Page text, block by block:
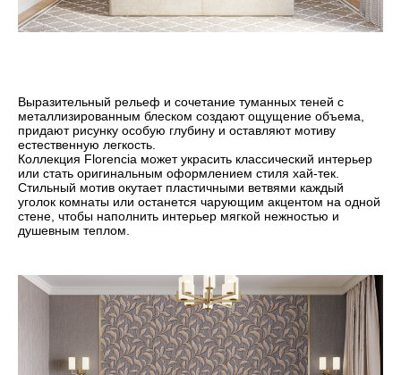
Выразительный рельеф и сочетание туманных теней с
металлизированным блеском создают ощущение объема,
придают рисунку особую глубину и оставляют мотиву
естественную легкость.
Коллекция Florencia может украсить классический интерьер
или стать оригинальным оформлением стиля хай-тек.
Стильный мотив окутает пластичными ветвями каждый
уголок комнаты или останется чарующим акцентом на одной
стене, чтобы наполнить интерьер мягкой нежностью и
душевным теплом.